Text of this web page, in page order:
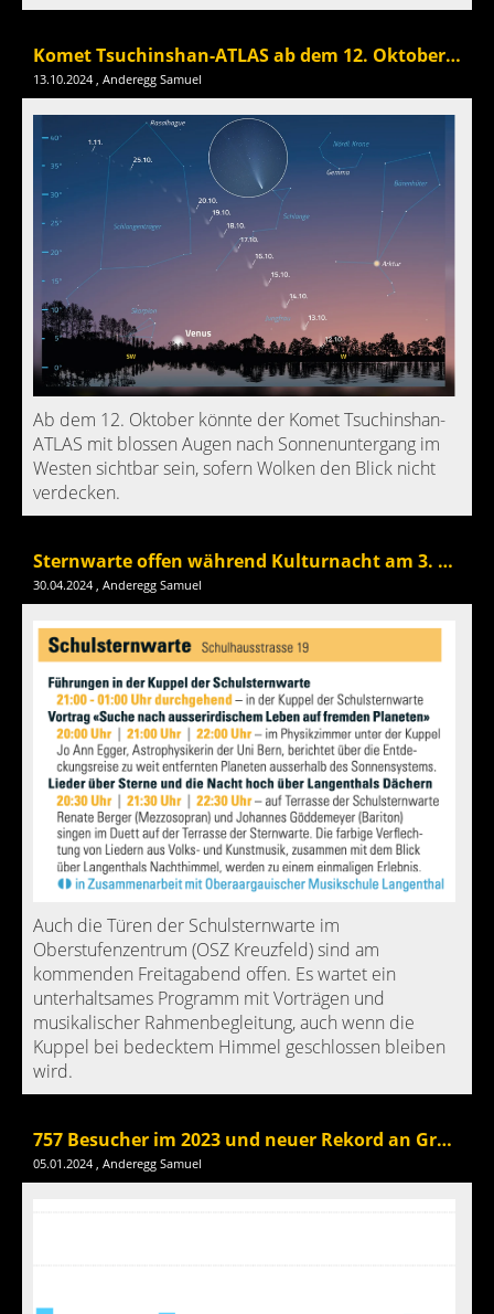
Komet Tsuchinshan-ATLAS ab dem 12. Oktober am Abendhimmel im Westen sichtbar
13.10.2024 , Anderegg Samuel
Ab dem 12. Oktober könnte der Komet Tsuchinshan-
ATLAS mit blossen Augen nach Sonnenuntergang im
Westen sichtbar sein, sofern Wolken den Blick nicht
verdecken.
Sternwarte offen während Kulturnacht am 3. Mai mit Vorträgen und Musik
30.04.2024 , Anderegg Samuel
Auch die Türen der Schulsternwarte im
Oberstufenzentrum (OSZ Kreuzfeld) sind am
kommenden Freitagabend offen. Es wartet ein
unterhaltsames Programm mit Vorträgen und
musikalischer Rahmenbegleitung, auch wenn die
Kuppel bei bedecktem Himmel geschlossen bleiben
wird.
757 Besucher im 2023 und neuer Rekord an Gruppen
05.01.2024 , Anderegg Samuel